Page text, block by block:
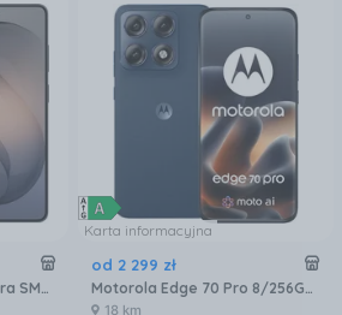
Samsung Galaxy S26 Ultra SM-S948 5G 12/256GB Czarny
Karta informacyjna
od 2 299 zł
Motorola Edge 70 Pro 8/256GB Granatowy
18 km